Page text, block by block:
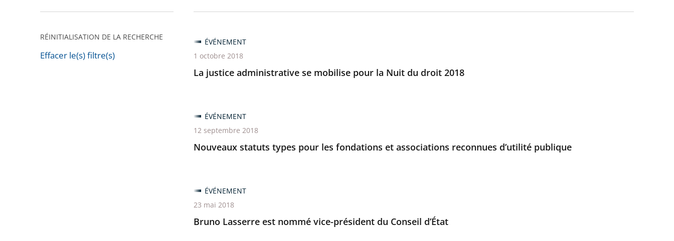
pour
après
RÉINITIALISATION DE LA RECHERCHE
Effacer le(s) filtre(s)
La justice administrative se mobilise pour la Nuit du droit 2018
ÉVÉNEMENT
1 octobre 2018
Nouveaux statuts types pour les fondations et associations reconnues d’utilité publique
ÉVÉNEMENT
12 septembre 2018
Bruno Lasserre est nommé vice-président du Conseil d’État
ÉVÉNEMENT
23 mai 2018